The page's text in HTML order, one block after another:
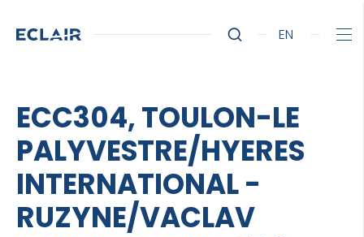
EN
ECC304, TOULON-LE
PALYVESTRE/HYERES
INTERNATIONAL -
RUZYNE/VACLAV